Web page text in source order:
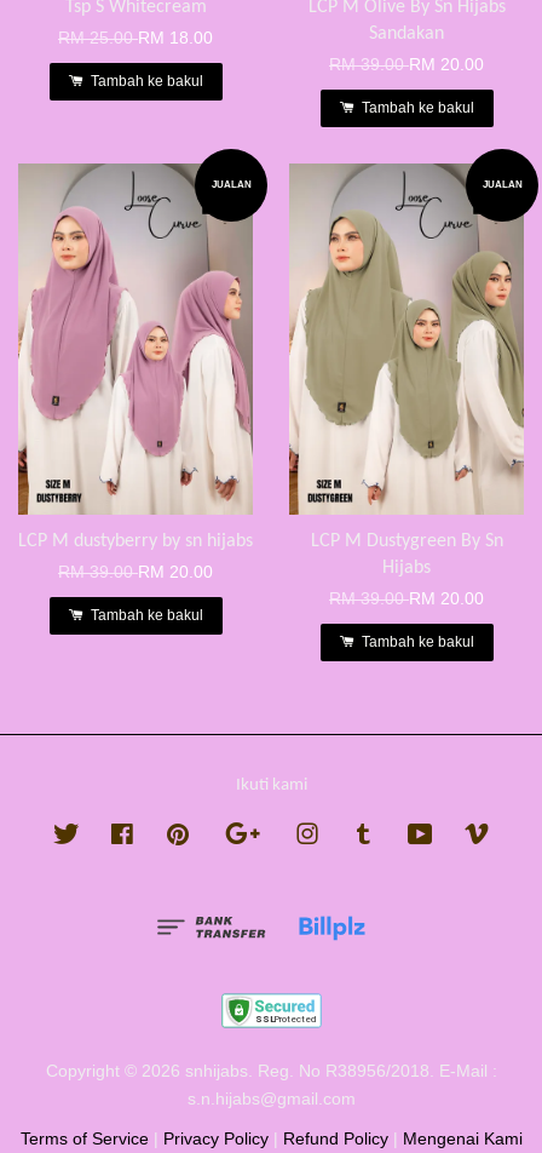
Tsp S Whitecream
RM 25.00RM 18.00
Tambah ke bakul
LCP M Olive By Sn Hijabs
Sandakan
RM 39.00RM 20.00
Tambah ke bakul
JUALAN
LCP M dustyberry by sn hijabs
RM 39.00RM 20.00
Tambah ke bakul
JUALAN
LCP M Dustygreen By Sn
Hijabs
RM 39.00RM 20.00
Tambah ke bakul
Ikuti kami
Twitter FacebookPinterest Google InstagramTumblr YouTube
Copyright © 2026 snhijabs. Reg. No R38956/2018. E-Mail :
s.n.hijabs@gmail.com
Terms of Service| Privacy Policy| Refund Policy| Mengenai Kami